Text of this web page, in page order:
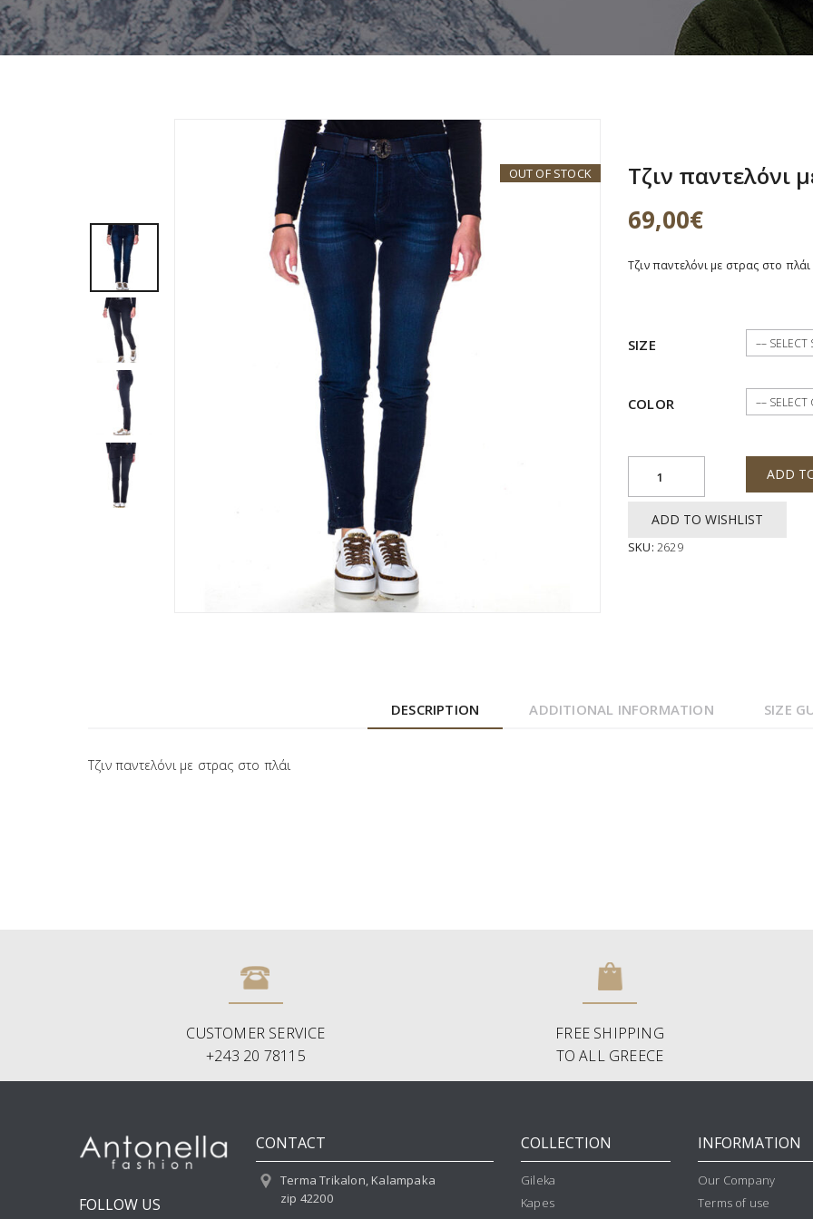
OUT OF STOCK Τζιν παντελόνι
69,00€
Τζιν παντελόνι με στρας στο πλάι
SIZE
COLOR
ADD
ADD TO WISHLIST
SKU: 2629
DESCRIPTION ADDITIONAL INFORMATION SIZE
Τζιν παντελόνι με στρας στο πλάι
CUSTOMER SERVICE
+243 20 78115
FREE SHIPPING
TO ALL GREECE
FOLLOW US
CONTACT
Terma Trikalon, Kalampaka
zip 42200
COLLECTION
Gileka
Kapes
INFORMATION
Our Company
Terms of use